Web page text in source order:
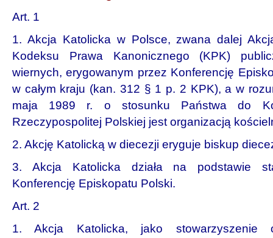
Art. 1
1. Akcja Katolicka w Polsce, zwana dalej
Kodeksu Prawa Kanonicznego (KPK)
wiernych, erygowanym przez Konferencję
w całym kraju (kan. 312 § 1 p. 2 KPK), a w
maja 1989 r. o stosunku Państwa do
Rzeczypospolitej Polskiej jest or­ganizacją
2. Akcję Katolicką w diecezji eryguje biskup
3. Akcja Katolicka działa na podstawie
Konferencję Episkopatu Polski.
Art. 2
1. Akcja Katolicka, jako stowarzyszenie